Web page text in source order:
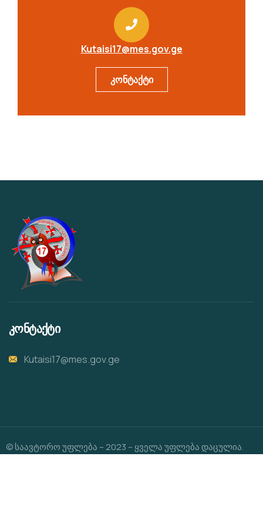
Kutaisi17@mes.gov.ge
კონტაქტი
კონტაქტი
Kutaisi17@mes.gov.ge
© საავტორო უფლება – 2023 – ყველა უფლება დაცულია.